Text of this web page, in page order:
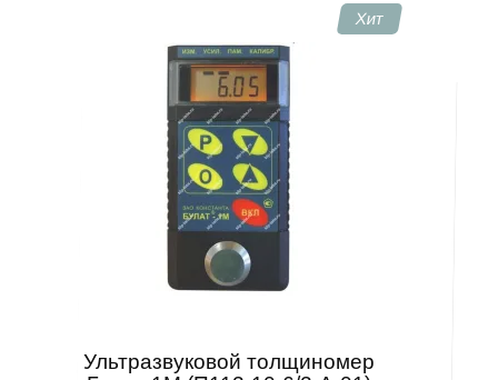
Хит
Ультразвуковой толщиномер